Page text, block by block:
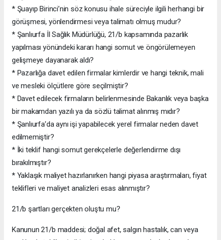
* Şuayıp Birinci’nin söz konusu ihale süreciyle ilgili herhangi bir
görüşmesi, yönlendirmesi veya talimatı olmuş mudur?
* Şanlıurfa İl Sağlık Müdürlüğü, 21/b kapsamında pazarlık
yapılması yönündeki kararı hangi somut ve öngörülemeyen
gelişmeye dayanarak aldı?
* Pazarlığa davet edilen firmalar kimlerdir ve hangi teknik, mali
ve mesleki ölçütlere göre seçilmiştir?
* Davet edilecek firmaların belirlenmesinde Bakanlık veya başka
bir makamdan yazılı ya da sözlü talimat alınmış mıdır?
* Şanlıurfa’da aynı işi yapabilecek yerel firmalar neden davet
edilmemiştir?
* İki teklif hangi somut gerekçelerle değerlendirme dışı
bırakılmıştır?
* Yaklaşık maliyet hazırlanırken hangi piyasa araştırmaları, fiyat
teklifleri ve maliyet analizleri esas alınmıştır?
21/b şartları gerçekten oluştu mu?
Kanunun 21/b maddesi; doğal afet, salgın hastalık, can veya